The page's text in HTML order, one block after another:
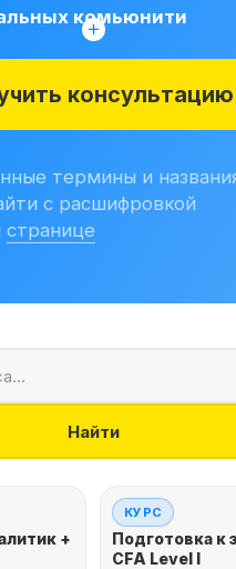
и названия
Найти
+
КУРС
Подготовка к
CFA Level I